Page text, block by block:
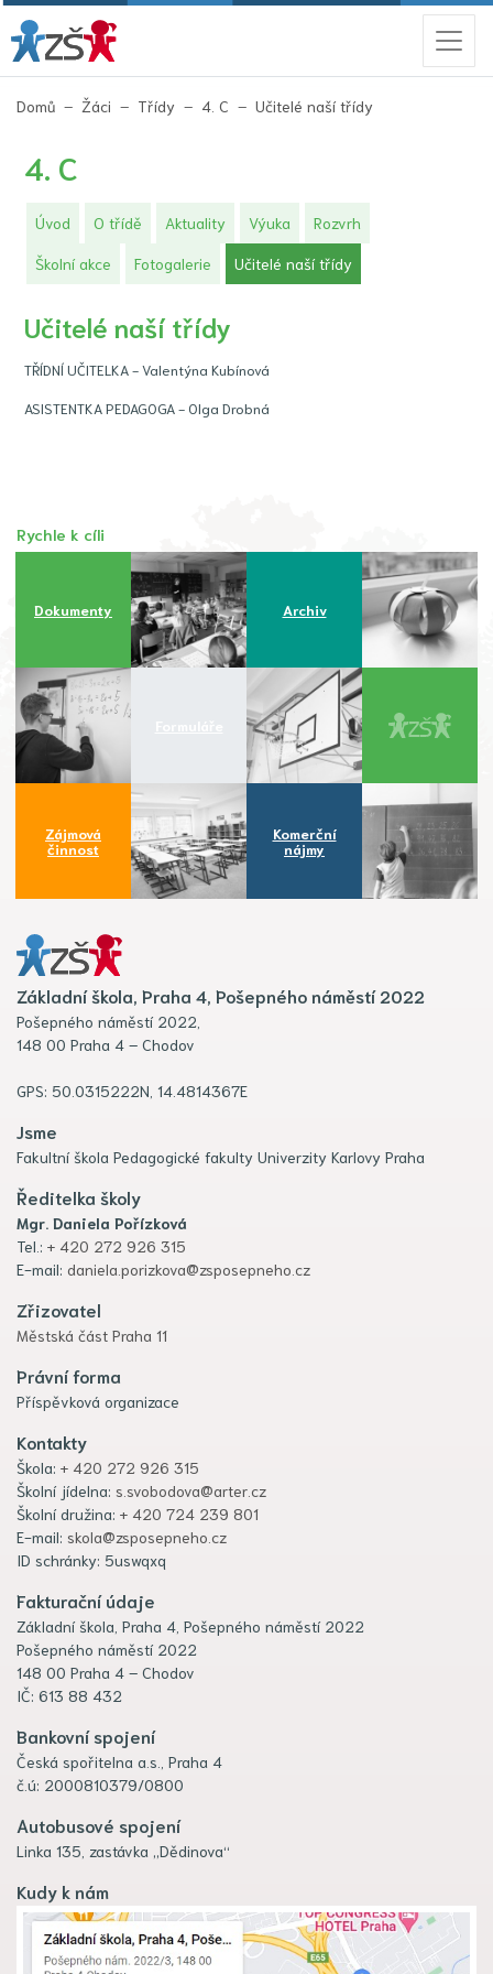
Domů Žáci Třídy 4. C Učitelé naší třídy
4. C
Úvod O třídě Aktuality Výuka Rozvrh
Školní akce Fotogalerie Učitelé naší třídy(aktuální)
Učitelé naší třídy
TŘÍDNÍ UČITELKA - Valentýna Kubínová
ASISTENTKA PEDAGOGA - Olga Drobná
Rychle k cíli
Dokumenty Archiv
Zájmová
činnost
Komerční
nájmy
Základní škola, Praha 4, Pošepného náměstí 2022
Pošepného náměstí 2022,
148 00 Praha 4 – Chodov
GPS: 50.0315222N, 14.4814367E
Jsme
Fakultní škola Pedagogické fakulty Univerzity Karlovy Praha
Ředitelka školy
Mgr. Daniela Pořízková
Tel.: + 420 272 926 315
E-mail: daniela.porizkova@zsposepneho.cz
Zřizovatel
Městská část Praha 11
Právní forma
Příspěvková organizace
Kontakty
Škola: + 420 272 926 315
Školní jídelna: s.svobodova@arter.cz
Školní družina: + 420 724 239 801
E-mail: skola@zsposepneho.cz
ID schránky: 5uswqxq
Fakturační údaje
Základní škola, Praha 4, Pošepného náměstí 2022
Pošepného náměstí 2022
148 00 Praha 4 – Chodov
IČ: 613 88 432
Bankovní spojení
Česká spořitelna a.s., Praha 4
č.ú: 2000810379/0800
Autobusové spojení
Linka 135, zastávka „Dědinova“
Kudy k nám